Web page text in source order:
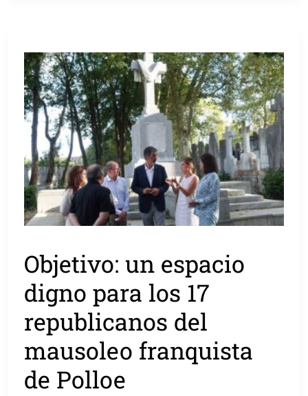
Objetivo: un espacio
digno para los 17
republicanos del
mausoleo franquista
de Polloe